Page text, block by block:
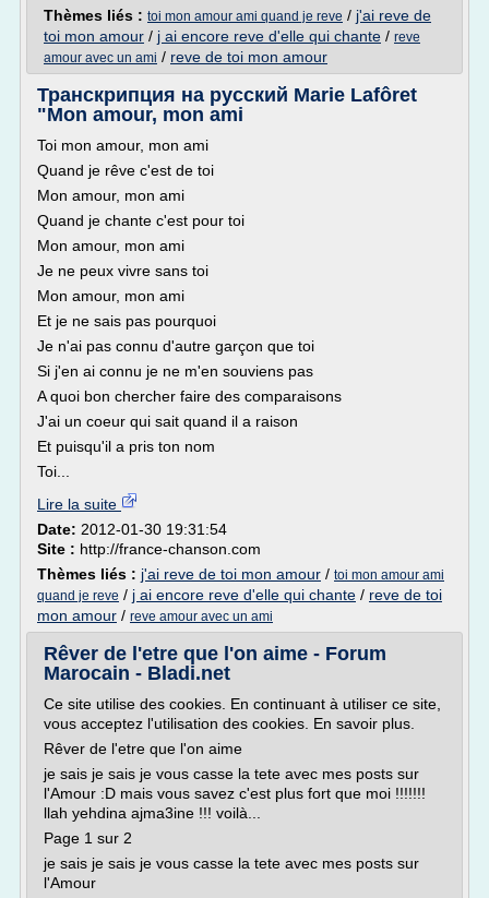
Thèmes liés : toi mon amour ami quand je reve / j'ai reve de
toi mon amour / j ai encore reve d'elle qui chante / reve
amour avec un ami / reve de toi mon amour
Транскрипция на русский Marie Lafôret
"Mon amour, mon ami
Toi mon amour, mon ami
Quand je rêve c'est de toi
Mon amour, mon ami
Quand je chante c'est pour toi
Mon amour, mon ami
Je ne peux vivre sans toi
Mon amour, mon ami
Et je ne sais pas pourquoi
Je n'ai pas connu d'autre garçon que toi
Si j'en ai connu je ne m'en souviens pas
A quoi bon chercher faire des comparaisons
J'ai un coeur qui sait quand il a raison
Et puisqu'il a pris ton nom
Toi...
Lire la suite
Date: 2012-01-30 19:31:54
Site : http://france-chanson.com
Thèmes liés : j'ai reve de toi mon amour / toi mon amour ami
quand je reve / j ai encore reve d'elle qui chante / reve de toi
mon amour / reve amour avec un ami
Rêver de l'etre que l'on aime - Forum
Marocain - Bladi.net
Ce site utilise des cookies. En continuant à utiliser ce site,
vous acceptez l'utilisation des cookies. En savoir plus.
Rêver de l'etre que l'on aime
je sais je sais je vous casse la tete avec mes posts sur
l'Amour :D mais vous savez c'est plus fort que moi !!!!!!!
llah yehdina ajma3ine !!! voilà...
Page 1 sur 2
je sais je sais je vous casse la tete avec mes posts sur
l'Amour